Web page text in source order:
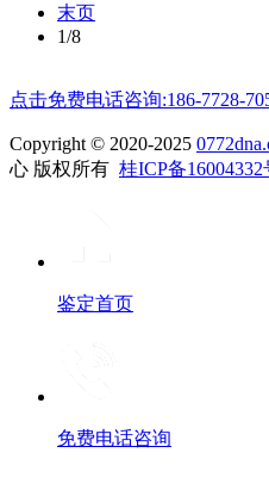
末页
1/8
点击免费电话咨询:186-7728-
Copyright © 2020-2025
心 版权所有 桂ICP备16004332
鉴定首页
免费电话咨询